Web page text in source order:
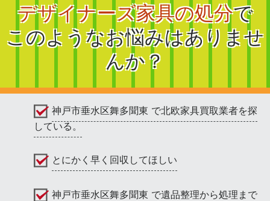
デザイナーズ家具の処分で
このようなお悩みはありませ
んか？
神戸市垂水区舞多聞東 で北欧家具買取業者を探
している。
とにかく早く回収してほしい
神戸市垂水区舞多聞東 で遺品整理から処理まで